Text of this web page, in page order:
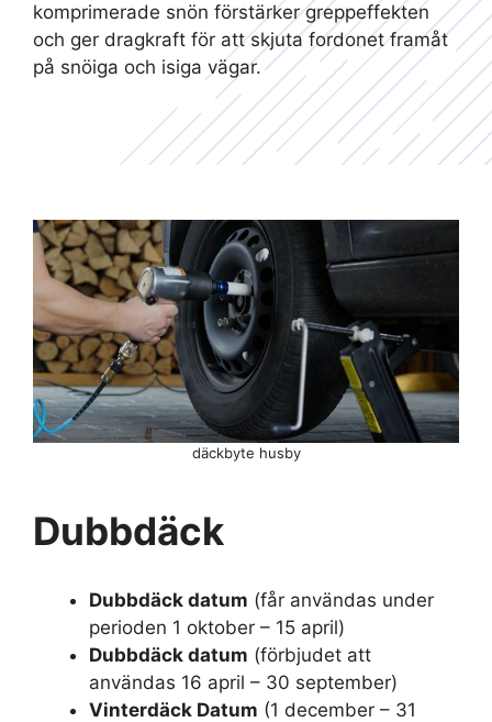
komprimerade snön förstärker greppeffekten
och ger dragkraft för att skjuta fordonet framåt
på snöiga och isiga vägar.
däckbyte husby
Dubbdäck
Dubbdäck datum (får användas under
perioden 1 oktober – 15 april)
Dubbdäck datum (förbjudet att
användas 16 april – 30 september)
Vinterdäck Datum (1 december – 31